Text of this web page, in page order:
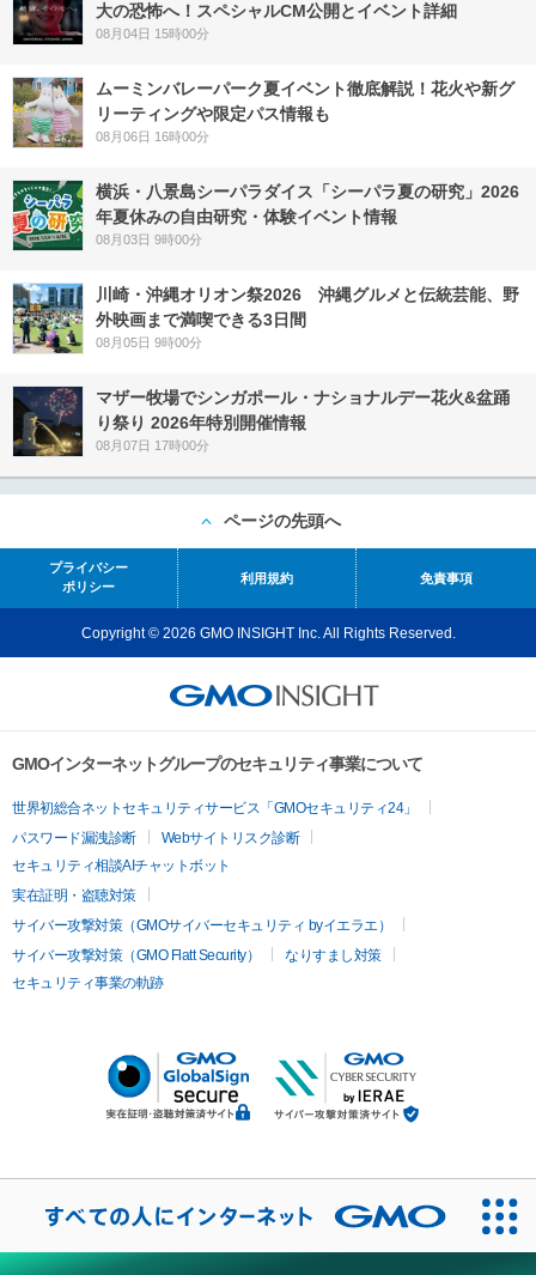
大の恐怖へ！スペシャルCM公開とイベント詳細
08月04日 15時00分
ムーミンバレーパーク夏イベント徹底解説！花火や新グ
リーティングや限定パス情報も
08月06日 16時00分
横浜・八景島シーパラダイス「シーパラ夏の研究」2026
年夏休みの自由研究・体験イベント情報
08月03日 9時00分
川崎・沖縄オリオン祭2026 沖縄グルメと伝統芸能、野
外映画まで満喫できる3日間
08月05日 9時00分
マザー牧場でシンガポール・ナショナルデー花火&盆踊
り祭り 2026年特別開催情報
08月07日 17時00分
ページの先頭へ
プライバシー
ポリシー
利用規約 免責事項
Copyright © 2026 GMO INSIGHT Inc. All Rights Reserved.
GMOインターネットグループのセキュリティ事業について
世界初総合ネットセキュリティサービス「GMOセキュリティ24」
パスワード漏洩診断
Webサイトリスク診断
セキュリティ相談AIチャットボット
実在証明・盗聴対策
サイバー攻撃対策（GMOサイバーセキュリティ byイエラエ）
サイバー攻撃対策（GMO Flatt Security）
なりすまし対策
セキュリティ事業の軌跡